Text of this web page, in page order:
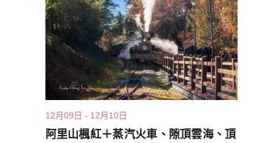
阿里山楓紅＋蒸汽火車、隙頂雲海、頂
12月09日 - 12月10日